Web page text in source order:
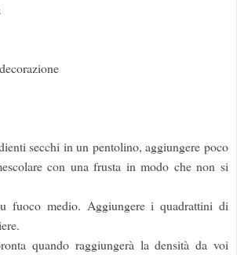
secchi in un pentolino, aggiungere poco
con una frusta in modo che non si
fuoco medio. Aggiungere i quadrattini di
quando raggiungerà la densità da voi